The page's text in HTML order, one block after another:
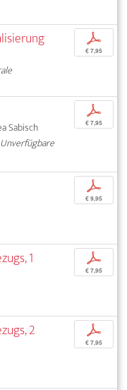
p
€ 7,95
Sabisch
p
€ 7,95
p
€ 9,95
1 p
€ 7,95
2 p
€ 7,95